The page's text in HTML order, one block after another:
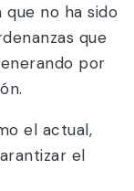
que no ha sido
que
por
el actual,
el